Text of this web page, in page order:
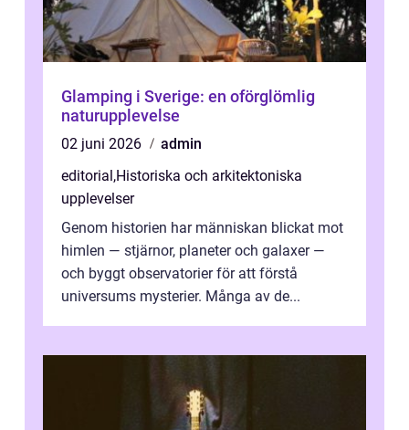
Glamping i Sverige: en oförglömlig
naturupplevelse
02 juni 2026
admin
editorial,Historiska och arkitektoniska
upplevelser
Genom historien har människan blickat mot
himlen — stjärnor, planeter och galaxer —
och byggt observatorier för att förstå
universums mysterier. Många av de...